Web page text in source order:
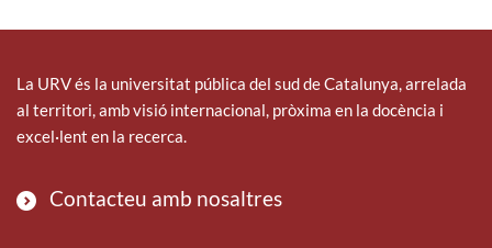
La URV és la universitat pública del sud de Catalunya, arrelada
al territori, amb visió internacional, pròxima en la docència i
excel·lent en la recerca.
Contacteu amb nosaltres